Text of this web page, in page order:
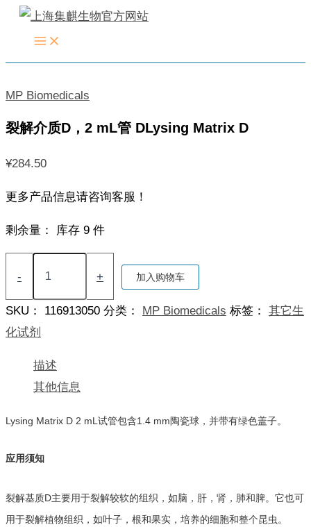
MP Biomedicals
裂解介质D，2 mL管 DLysing Matrix D
¥284.50
更多产品信息请咨询客服！
剩余量： 库存 9 件
-
质
D，
2
DLysing
量
+ 加入购物车
SKU： 116913050 分类： MP Biomedicals 标签： 其它生
化试剂
描述
其他信息
Lysing Matrix D 2 mL试管包含1.4 mm陶瓷球，并带有绿色盖子。
应用须知
裂解基质D主要用于裂解较软的组织，如脑，肝，肾，肺和脾。它也可
用于裂解植物组织，如叶子，根和果实，培养的细胞和整个昆虫。